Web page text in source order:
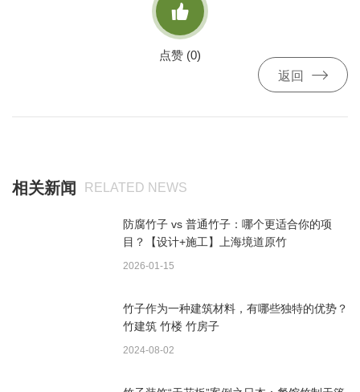

点赞 (0)
返回

相关新闻 RELATED NEWS
防腐竹子 vs 普通竹子：哪个更适合你的项
目？【设计+施工】上海境道原竹
2026-01-15
竹子作为一种建筑材料，有哪些独特的优势？
竹建筑 竹楼 竹房子
2024-08-02